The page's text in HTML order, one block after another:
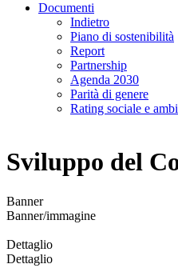
Documenti
Indietro
Piano di sostenibilità
Report
Partnership
Agenda 2030
Parità di genere
Rating sociale e
Sviluppo del
Banner
Banner/immagine
Dettaglio
Dettaglio